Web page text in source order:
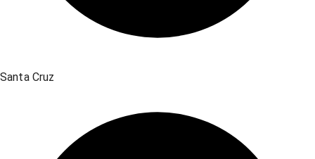
Santa Cruz